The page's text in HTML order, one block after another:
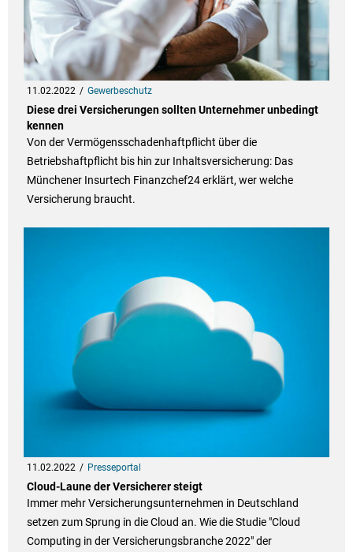
11.02.2022 Gewerbeschutz
Diese drei Versicherungen sollten Unternehmer unbedingt
kennen
Von der Vermögensschadenhaftpflicht über die
Betriebshaftpflicht bis hin zur Inhaltsversicherung: Das
Münchener Insurtech Finanzchef24 erklärt, wer welche
Versicherung braucht.
11.02.2022 Presseportal
Cloud-Laune der Versicherer steigt
Immer mehr Versicherungsunternehmen in Deutschland
setzen zum Sprung in die Cloud an. Wie die Studie "Cloud
Computing in der Versicherungsbranche 2022" der